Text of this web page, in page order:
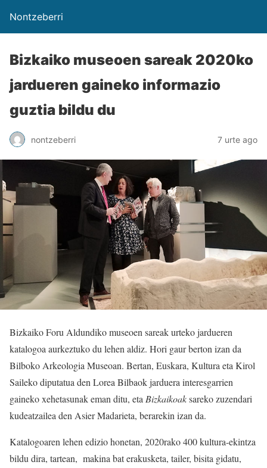
Nontzeberri
Bizkaiko museoen sareak 2020ko
jardueren gaineko informazio
guztia bildu du
nontzeberri 7 urte ago
Bizkaiko Foru Aldundiko museoen sareak urteko jardueren
katalogoa aurkeztuko du lehen aldiz. Hori gaur berton izan da
Bilboko Arkeologia Museoan. Bertan, Euskara, Kultura eta Kirol
Saileko diputatua den Lorea Bilbaok jarduera interesgarrien
gaineko xehetasunak eman ditu, etaBizkaikoaksareko zuzendari
kudeatzailea den Asier Madarieta, berarekin izan da.
Katalogoaren lehen edizio honetan, 2020rako 400 kultura-ekintza
bildu dira, tartean, makina bat erakusketa, tailer, bisita gidatu,